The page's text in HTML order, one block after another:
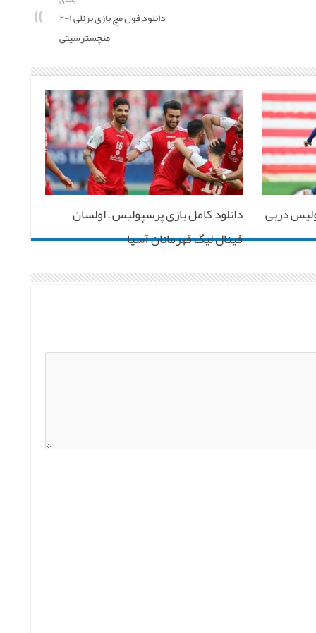
دانلود فول مچ بازی برنلی ۱-۲
منچسترسیتی
۲-۲ پرسپولیس دربی
دانلود کامل بازی پرسپولیس – اولسان
فینال لیگ قهرمانان آسیا